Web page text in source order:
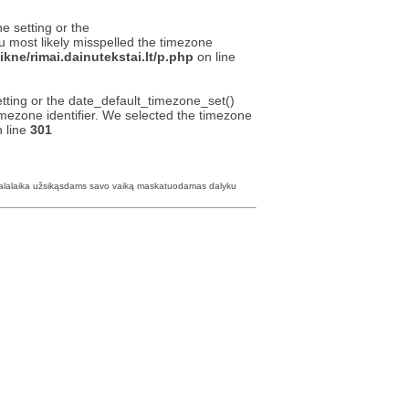
setting or the
most likely misspelled the timezone
rimai.dainutekstai.lt/p.php on line
or the date_default_timezone_set()
identifier. We selected the timezone
line301
užsikąsdams savo vaiką maskatuodamas dalyku